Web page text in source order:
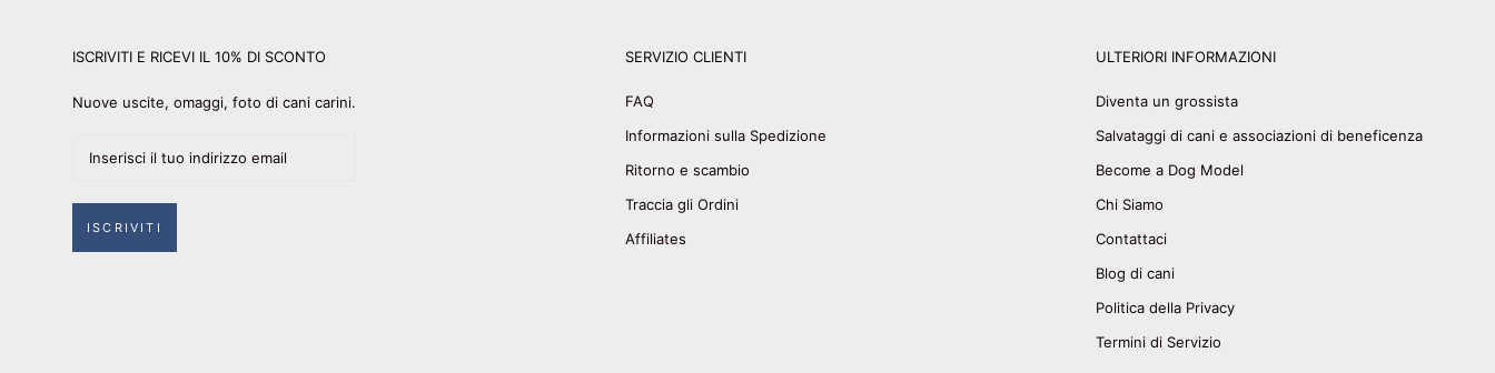
ISCRIVITI E RICEVI IL 10% DI SCONTO
Nuove uscite, omaggi, foto di cani carini.
ISCRIVITI
SERVIZIO CLIENTI
FAQ
Informazioni sulla Spedizione
Ritorno e scambio
Traccia gli Ordini
Affiliates
ULTERIORI INFORMAZIONI
Diventa un grossista
Salvataggi di cani e associazioni di beneficenza
Become a Dog Model
Chi Siamo
Contattaci
Blog di cani
Politica della Privacy
Termini di Servizio